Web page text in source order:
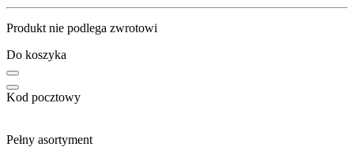
Produkt nie podlega zwrotowi
Do koszyka
Kod pocztowy
Pełny asortyment